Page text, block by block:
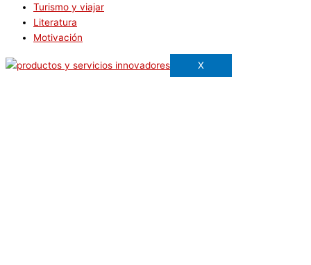
Turismo y viajar
Literatura
Motivación
X